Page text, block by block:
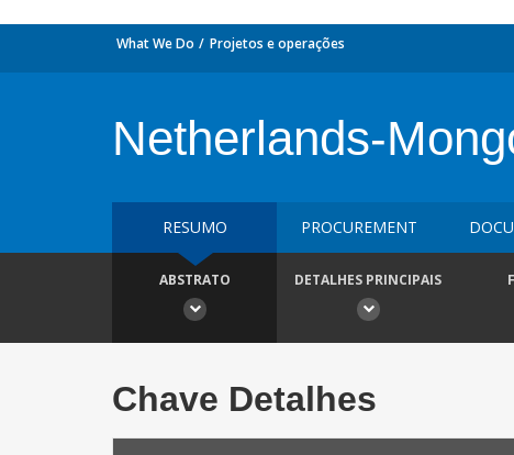
What We Do Projetos e operações
Netherlands-
RESUMO PROCUREMENT
ABSTRATO DETALHES PRINCIPAIS
Chave Detalhes